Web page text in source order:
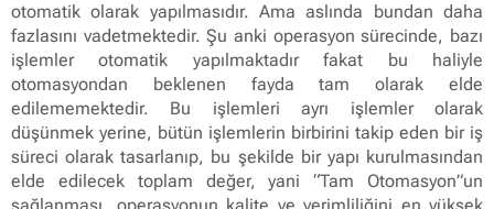
otomatik olarak yapılmasıdır. Ama aslında bundan daha
fazlasını vadetmektedir. Şu anki operasyon sürecinde, bazı
işlemler otomatik yapılmaktadır fakat bu haliyle
otomasyondan beklenen fayda tam olarak elde
edilememektedir. Bu işlemleri ayrı işlemler olarak
düşünmek yerine, bütün işlemlerin birbirini takip eden bir iş
süreci olarak tasarlanıp, bu şekilde bir yapı kurulmasından
elde edilecek toplam değer, yani “Tam Otomasyon”un